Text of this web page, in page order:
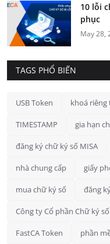
10 lỗi
phục
May 28,
TAGS PHỔ BIẾN
USB Token khoá riêng
TIMESTAMP gia hạn
đăng ký chữ ký số MISA
nhà chung cấp giấy
mua chữ ký số đăng
Công ty Cổ phần Chữ ký
FastCA Token phần